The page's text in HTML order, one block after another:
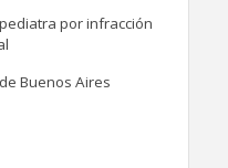
por infracción
Buenos Aires